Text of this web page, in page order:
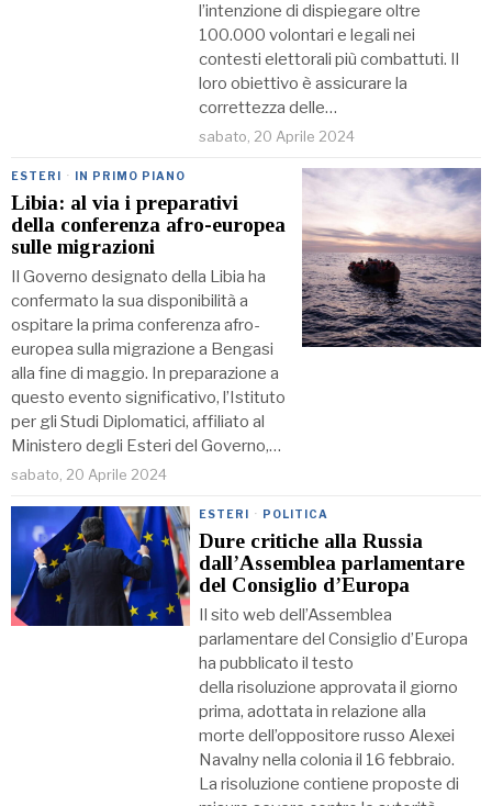
l’intenzione di dispiegare oltre
100.000 volontari e legali nei
contesti elettorali più combattuti. Il
loro obiettivo è assicurare la
correttezza delle…
sabato, 20 Aprile 2024
ESTERI · IN PRIMO PIANO
Libia: al via i preparativi
della conferenza afro-europea
sulle migrazioni
Il Governo designato della Libia ha
confermato la sua disponibilità a
ospitare la prima conferenza afro-
europea sulla migrazione a Bengasi
alla fine di maggio. In preparazione a
questo evento significativo, l’Istituto
per gli Studi Diplomatici, affiliato al
Ministero degli Esteri del Governo,…
sabato, 20 Aprile 2024
ESTERI · POLITICA
Dure critiche alla Russia
dall’Assemblea parlamentare
del Consiglio d’Europa
Il sito web dell’Assemblea
parlamentare del Consiglio d’Europa
ha pubblicato il testo
della risoluzione approvata il giorno
prima, adottata in relazione alla
morte dell’oppositore russo Alexei
Navalny nella colonia il 16 febbraio.
La risoluzione contiene proposte di